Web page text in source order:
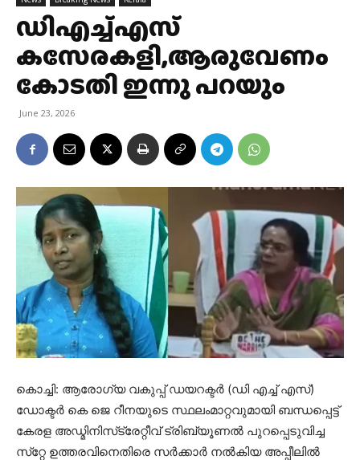
ഡിഎച്ച്എസ്
കസേരകളി,ആരുവേണം
കോടതി ഇന്നു പറയും
June 23, 2026
കൊച്ചി: ആരോഗ്യ വകുപ്പ് ഡയറക്ടർ (ഡി എച്ച് എസ്)
ഡോക്ടർ കെ ജെ റീനയുടെ സ്ഥലംമാറ്റവുമായി ബന്ധപ്പെട്ട്
കേരള അഡ്മിനിസ്‌ട്രേറ്റീവ് ട്രിബ്യൂണൽ പുറപ്പെടുവിച്ച
സ്‌റ്റേ ഉത്തരവിനെതിരെ സർക്കാർ നൽകിയ അപ്പീലിൽ